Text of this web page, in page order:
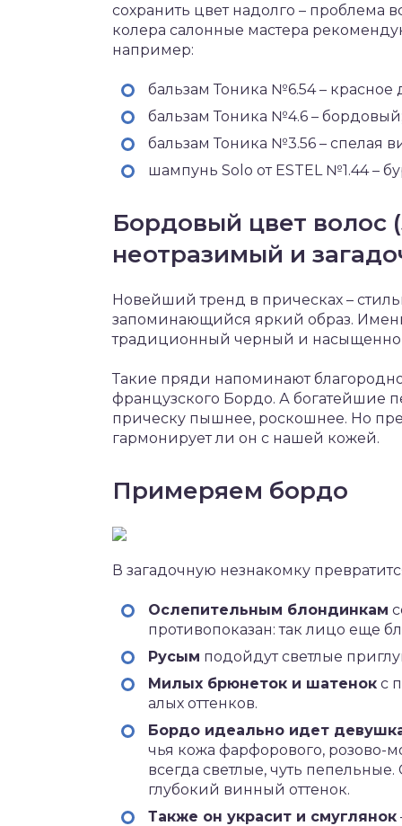
сохранить цвет надолго –
колера салонные мастера
например:
бальзам Тоника №6.54 – красное
бальзам Тоника №4.6 –
бальзам Тоника №3.56 – спелая
шампунь Solo от ESTEL №1.44 –
Бордовый цвет волос
неотразимый и
Новейший тренд в прическах –
запоминающийся яркий образ.
традиционный черный и
Такие пряди напоминают
французского Бордо. А богатейшие
прическу пышнее, роскошнее. Но
гармонирует ли он с нашей кожей.
Примеряем бордо
В загадочную незнакомку
Ослепительным блондинкам
противопоказан: так лицо еще
Русым подойдут светлые
Милых брюнеток и шатенок с
алых оттенков.
Бордо идеально идет
чья кожа фарфорового, розово-
всегда светлые, чуть
глубокий винный оттенок.
Также он украсит и смуглянок